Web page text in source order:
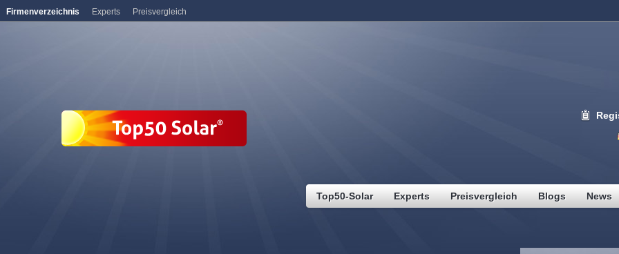
Top50-Solar Experts Preisvergleich Blogs News
Firmenverzeichnis Experts Preisvergleich